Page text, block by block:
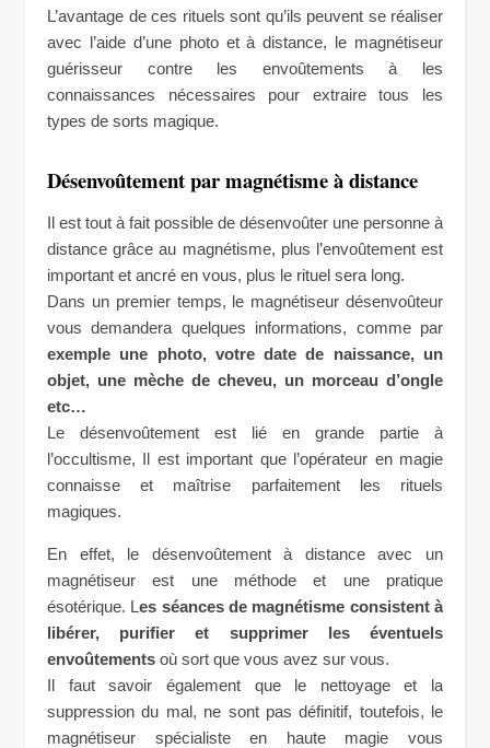
L’avantage de ces rituels sont qu’ils peuvent se réaliser
avec l’aide d’une photo et à distance, le magnétiseur
guérisseur contre les envoûtements à les
connaissances nécessaires pour extraire tous les
types de sorts magique.
Désenvoûtement par magnétisme à distance
Il est tout à fait possible de désenvoûter une personne à
distance grâce au magnétisme, plus l’envoûtement est
important et ancré en vous, plus le rituel sera long.
Dans un premier temps, le magnétiseur désenvoûteur
vous demandera quelques informations, comme par
exemple une photo, votre date de naissance, un
objet, une mèche de cheveu, un morceau d’ongle
etc…
Le désenvoûtement est lié en grande partie à
l’occultisme, Il est important que l’opérateur en magie
connaisse et maîtrise parfaitement les rituels
magiques.
En effet, le désenvoûtement à distance avec un
magnétiseur est une méthode et une pratique
ésotérique. Les séances de magnétisme consistent à
libérer, purifier et supprimer les éventuels
envoûtements où sort que vous avez sur vous.
Il faut savoir également que le nettoyage et la
suppression du mal, ne sont pas définitif, toutefois, le
magnétiseur spécialiste en haute magie vous